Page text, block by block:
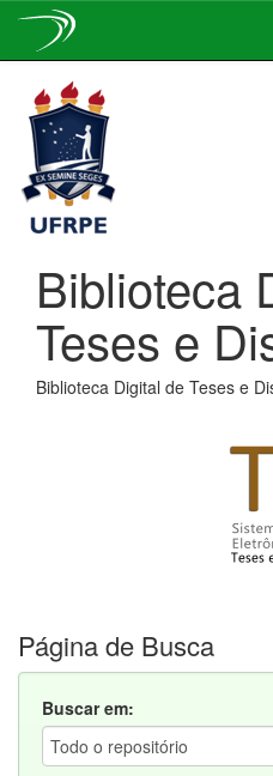
navigation
Biblioteca
Teses e
Biblioteca Digital de Teses e
Página de Busca
Buscar em: